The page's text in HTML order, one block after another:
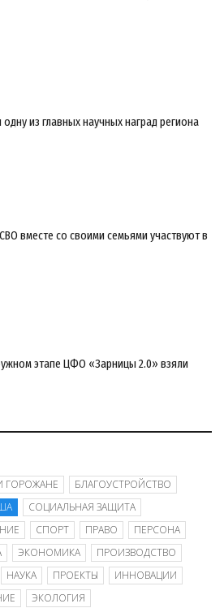
из главных научных наград региона
вместе со своими семьями участвуют в
этапе ЦФО «Зарницы 2.0» взяли
ГОРОЖАНЕ
БЛАГОУСТРОЙСТВО
СОЦИАЛЬНАЯ ЗАЩИТА
СПОРТ ПРАВО
ПЕРСОНА
ЭКОНОМИКА
ПРОИЗВОДСТВО
НАУКА ПРОЕКТЫ
ИННОВАЦИИ
ЭКОЛОГИЯ